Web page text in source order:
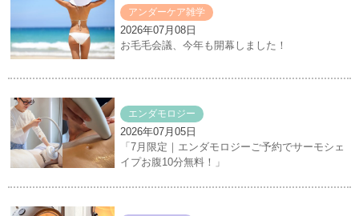
アンダーケア雑学
2026年07月08日
お毛毛会議、今年も開幕しました！
エンダモロジー
2026年07月05日
「7月限定｜エンダモロジーご予約でサーモシェ
イプお腹10分無料！」